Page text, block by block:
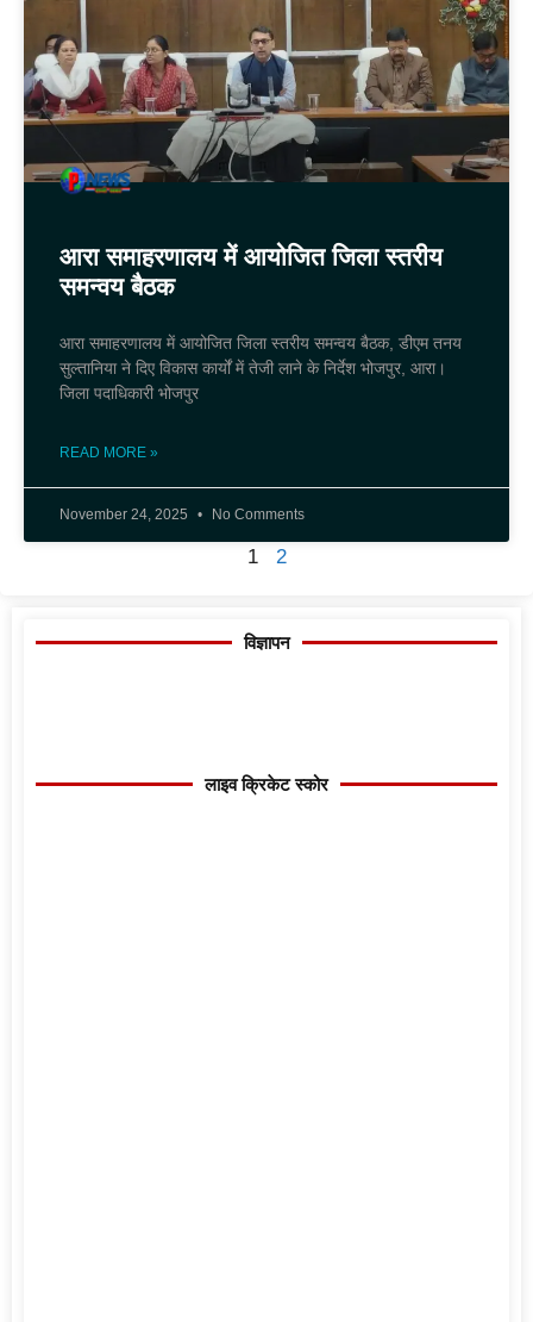
आरा समाहरणालय में आयोजित जिला स्तरीय
समन्वय बैठक
आरा समाहरणालय में आयोजित जिला स्तरीय समन्वय बैठक, डीएम तनय
सुल्तानिया ने दिए विकास कार्यों में तेजी लाने के निर्देश भोजपुर, आरा।
जिला पदाधिकारी भोजपुर
READ MORE »
November 24, 2025 No Comments
1 2
विज्ञापन
लाइव क्रिकेट स्कोर